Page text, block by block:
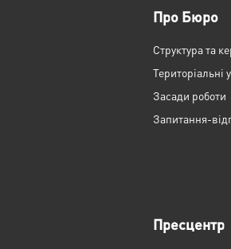
Про Бюро
Структура та
Територіальні
Засади роботи
Запитання-
Пресцентр